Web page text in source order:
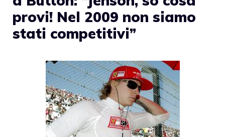
provi! Nel 2009 non siamo
stati competitivi”